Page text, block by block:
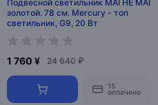
Подвесной светильник MAI HE MAI
золотой. 78 см. Mercury - топ
светильник, G9, 20 Вт
1 760 ¥ 24 640 ₽
15
оплачено